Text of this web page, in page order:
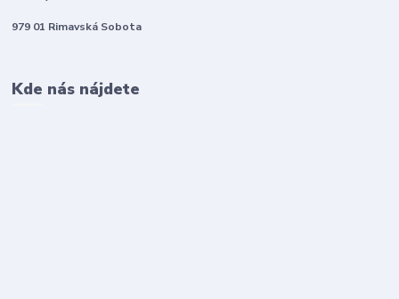
979 01 Rimavská Sobota
Kde nás nájdete